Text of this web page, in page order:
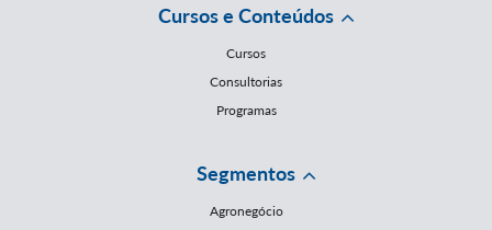
Cursos e Conteúdos
Cursos
Consultorias
Programas
Segmentos
Agronegócio